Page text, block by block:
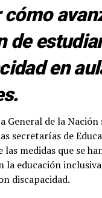
de
en
General de la
secretarías de
las medidas que se
la educación
discapacidad.